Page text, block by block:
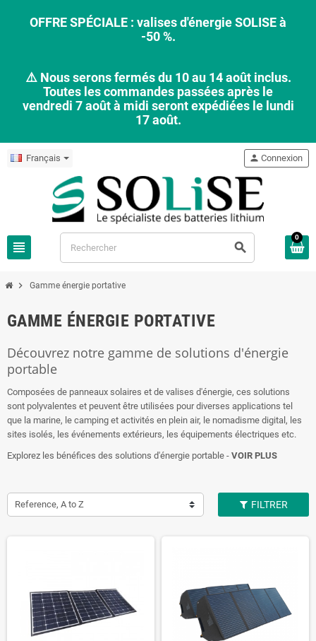
OFFRE SPÉCIALE : valises d'énergie SOLISE à
-50 %.
⚠️ Nous serons fermés du 10 au 14 août inclus.
Toutes les commandes passées après le
vendredi 7 août à midi seront expédiées le lundi
17 août.
Français
view_headline search
person Connexion
0
chevron_right Gamme énergie portative
GAMME ÉNERGIE PORTATIVE
Découvrez notre gamme de solutions d'énergie
portable
Composées de panneaux solaires et de valises d'énergie, ces solutions
sont polyvalentes et peuvent être utilisées pour diverses applications tel
que la marine, le camping et activités en plein air, le nomadisme digital, les
sites isolés, les événements extérieurs, les équipements électriques etc.
Explorez les bénéfices des solutions d'énergie portable - VOIR PLUS
Reference, A to Z FILTRER